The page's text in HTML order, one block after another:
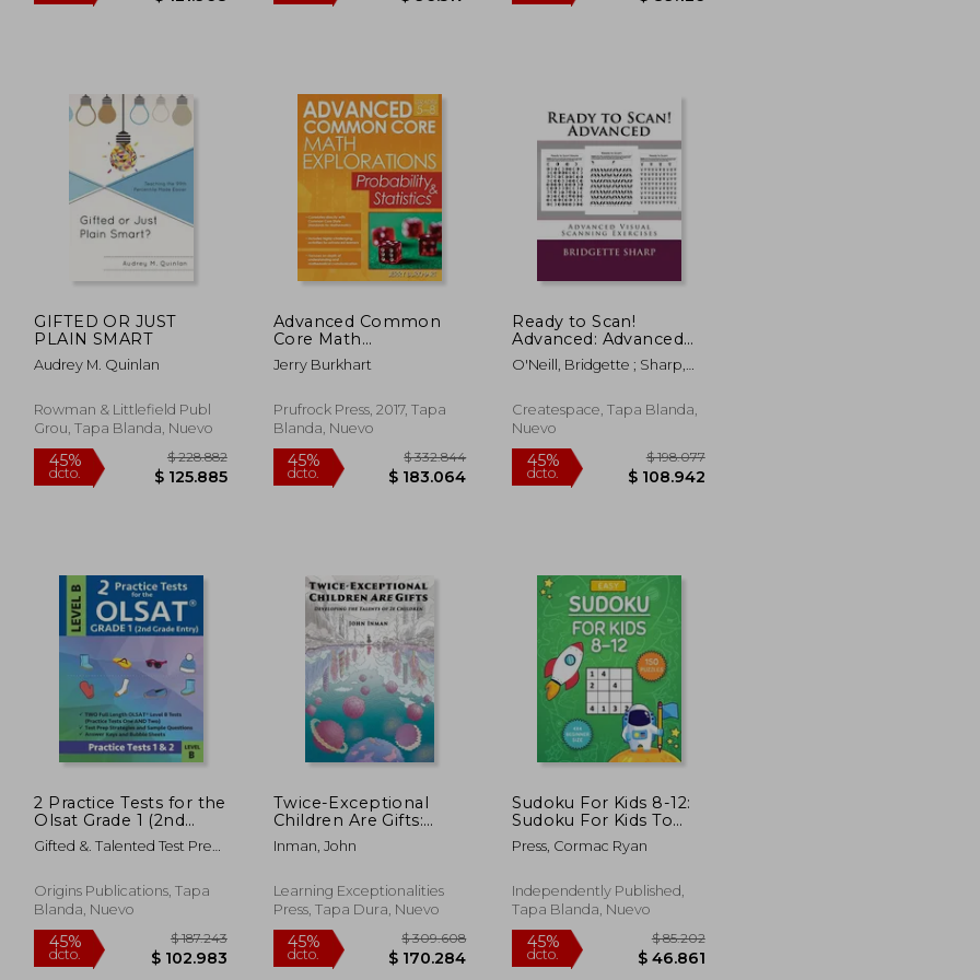
dcto. $ 121.968 dcto. $ 96.517
GIFTED OR JUST
PLAIN SMART
Audrey M. Quinlan
Rowman & Littlefield Publ
Grou, Tapa Blanda, Nuevo
45%
dcto. $ 125.885
Advanced Common
Core Math
Explorations:
Probability and
Jerry Burkhart
Prufrock Press, 2017, Tapa
Blanda, Nuevo
$ 183.064
Ready to Scan!
Advanced: Advanced
Visual Scanning
Exercises (en Inglés)
O'Neill, Bridgette ; Sharp,
Createspace, Tapa Blanda,
Nuevo
45%
dcto.
2 Practice Tests for the
Olsat Grade 1 (2nd
Grade Entry) Level B:
Gifted and Talented
Lennon School Ability
Test (en Inglés)
Gifted &. Talented Test Prep
Origins Publications, Tapa
Blanda, Nuevo
Twice-Exceptional
Children Are Gifts:
Developing the
Talents of 2e Children
Inman, John
Learning Exceptionalities
Press, Tapa Dura, Nuevo
Sudoku For Kids 8-12:
Sudoku For Kids To
Improve Logical
Thinking - EASY
Inglés)
Press, Cormac Ryan
Independently Published,
Tapa Blanda, Nuevo